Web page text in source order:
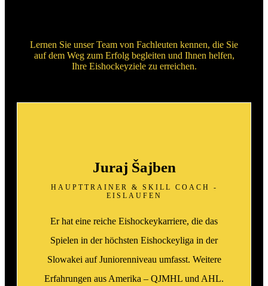
Lernen Sie unser Team von Fachleuten kennen, die Sie
auf dem Weg zum Erfolg begleiten und Ihnen helfen,
Ihre Eishockeyziele zu erreichen.
Juraj Šajben
HAUPTTRAINER & SKILL COACH -
EISLAUFEN
Er hat eine reiche Eishockeykarriere, die das
Spielen in der höchsten Eishockeyliga in der
Slowakei auf Juniorenniveau umfasst. Weitere
Erfahrungen aus Amerika – QJMHL und AHL.